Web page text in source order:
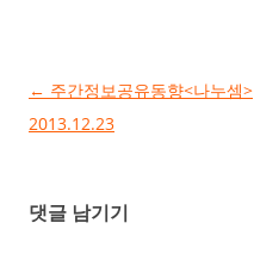
글 네비게이션
← 주간정보공유동향<나누셈>
2013.12.23
댓글 남기기